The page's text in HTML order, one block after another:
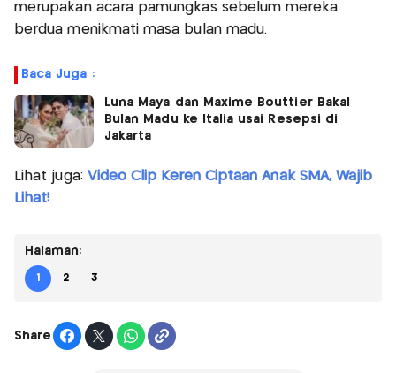
merupakan acara pamungkas sebelum mereka
berdua menikmati masa bulan madu.
Baca Juga :
Luna Maya dan Maxime Bouttier Bakal
Bulan Madu ke Italia usai Resepsi di
Jakarta
Lihat juga: Video Clip Keren Ciptaan Anak SMA, Wajib
Lihat!
Halaman:
1 2 3
Share